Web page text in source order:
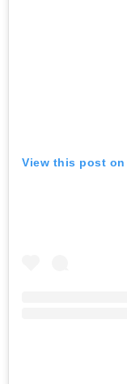
View this post on